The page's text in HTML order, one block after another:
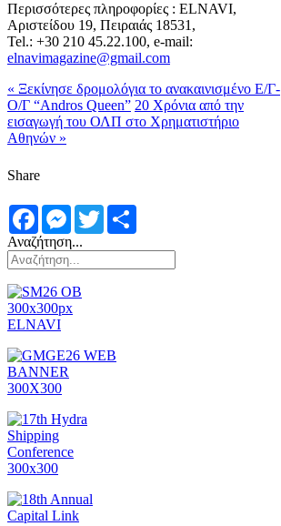
Περισσότερες πληροφορίες : ELNAVI,
Αριστείδου 19, Πειραιάς 18531,
Tel.: +30 210 45.22.100, e-mail:
elnavimagazine@gmail.com
« Ξεκίνησε δρομολόγια το ανακαινισμένο Ε/Γ-
Ο/Γ “Andros Queen” 20 Xρόνια από την
εισαγωγή του ΟΛΠ στο Χρηματιστήριο
Αθηνών »
Share
FacebookMessenger
Twitter
Αναζήτηση...